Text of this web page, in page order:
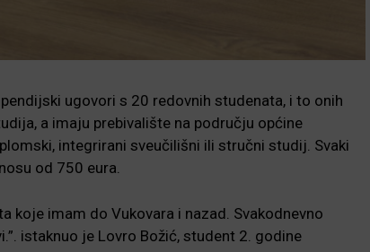
ugovori s 20 redovnih studenata, i to onih
a imaju prebivalište na području općine
integrirani sveučilišni ili stručni studij. Svaki
od 750 eura.
koje imam do Vukovara i nazad. Svakodnevno
istaknuo je Lovro Božić, student 2. godine